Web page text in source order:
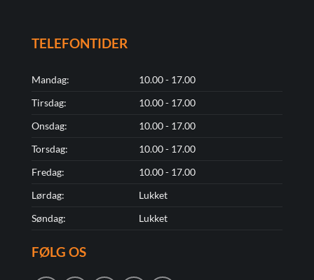
TELEFONTIDER
Mandag:
10.00 - 17.00
Tirsdag:
10.00 - 17.00
Onsdag:
10.00 - 17.00
Torsdag:
10.00 - 17.00
Fredag:
10.00 - 17.00
Lørdag:
Lukket
Søndag:
Lukket
FØLG OS